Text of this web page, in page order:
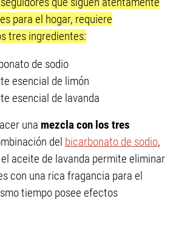
para el hogar, requiere
tres ingredientes:
de sodio
esencial de limón
esencial de lavanda
una mezcla con los tres
del bicarbonato de sodio,
aceite de lavanda permite eliminar
con una rica fragancia para el
tiempo posee efectos